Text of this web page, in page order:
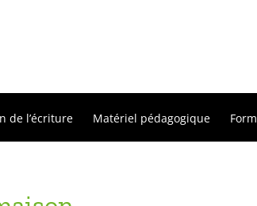
de l’écriture Matériel pédagogique